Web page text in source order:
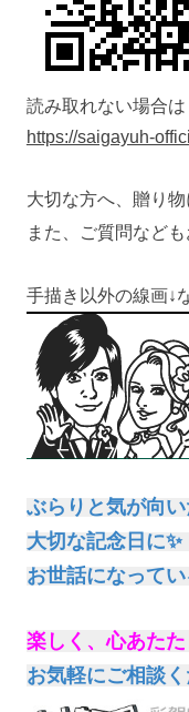
読み取れない場合は
https://saigayuh-
大切な方へ、贈り
また、ご質問など
手描き以外の線画↓
ぶらり と気が向
大切な記念日に
お世話になって
楽しく、心あた
お気軽にご相談